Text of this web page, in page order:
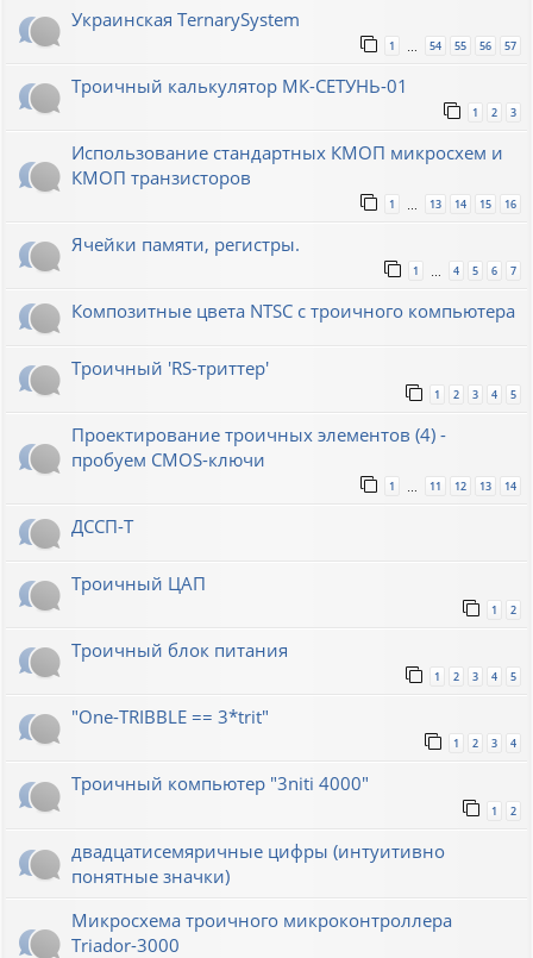
Украинская TernarySystem
1 54 55 56 57
Троичный калькулятор МК-СЕТУНЬ-01
1 2 3
Использование стандартных КМОП микросхем и
КМОП транзисторов
1 13 14 15 16
Ячейки памяти, регистры.
1 4 5 6 7
Композитные цвета NTSC с троичного компьютера
Троичный 'RS-триттер'
1 2 3 4 5
Проектирование троичных элементов (4) -
пробуем CMOS-ключи
1 … 11 12 13 14
ДССП-Т
Троичный ЦАП
1 2
Троичный блок питания
1 2 3 4 5
"One-TRIBBLE == 3*trit"
1 2 3 4
Троичный компьютер "3niti 4000"
1 2
двадцатисемяричные цифры (интуитивно
понятные значки)
Микросхема троичного микроконтроллера
Triador-3000